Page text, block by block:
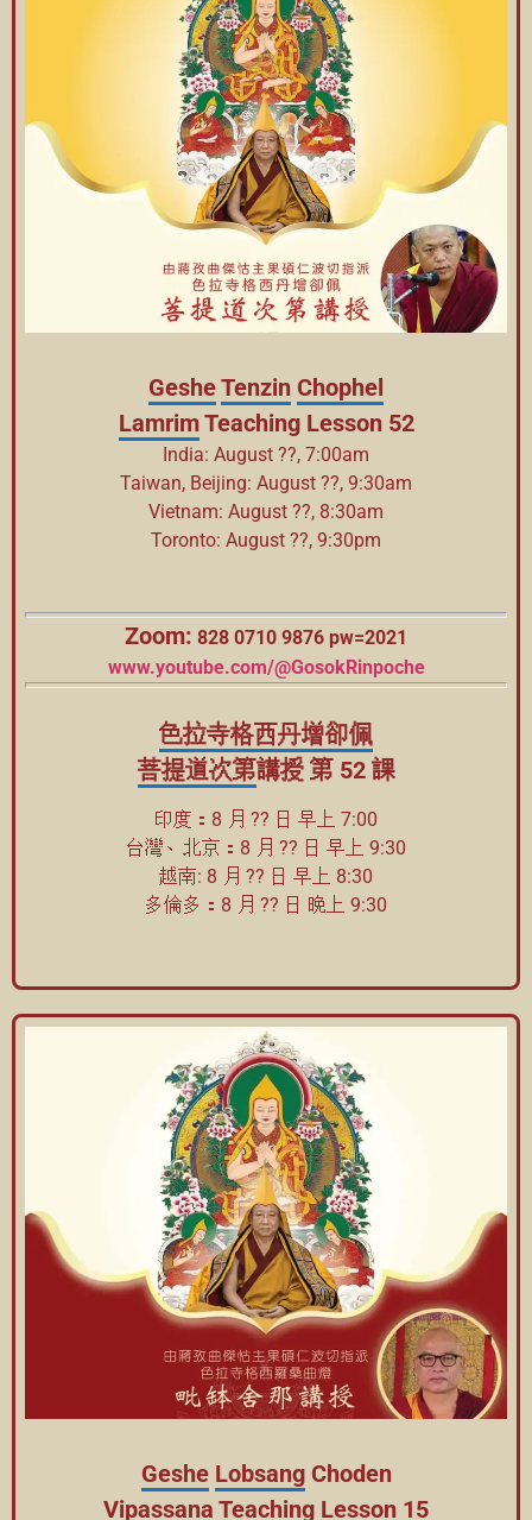
GesheTenzin Chophel
LamrimTeaching Lesson 52
India: August ??, 7:00am
Taiwan, Beijing: August ??, 9:30am
Vietnam: August ??, 8:30am
Toronto: August ??, 9:30pm
Zoom: 828 0710 9876 pw=2021
www.youtube.com/@GosokRinpoche
色拉寺格西丹增卻佩
菩提道次第講授 第 52 課
印度：8 月 ?? 日 早上 7:00
台灣、北京：8 月 ?? 日 早上 9:30
越南: 8 月 ?? 日 早上 8:30
多倫多：8 月 ?? 日 晚上 9:30
Geshe LobsangChoden
Vipassana Teaching Lesson 15